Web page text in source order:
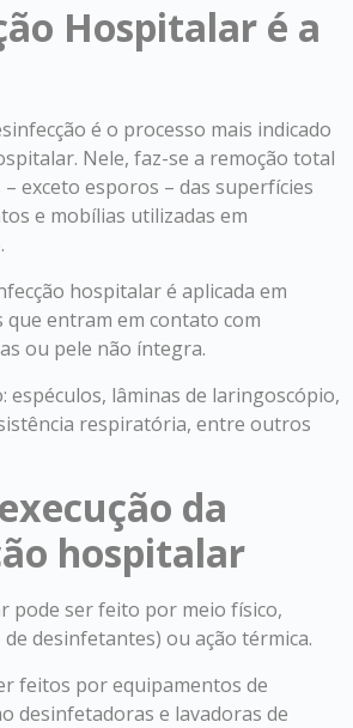
Hospitalar é a
é o processo mais indicado
Nele, faz-se a remoção total
exceto esporos – das superfícies
e mobílias utilizadas em
hospitalar é aplicada em
entram em contato com
ou pele não íntegra.
espéculos, lâminas de laringoscópio,
respiratória, entre outros
da
hospitalar
pode ser feito por meio físico,
desinfetantes) ou ação térmica.
feitos por equipamentos de
desinfetadoras e lavadoras de